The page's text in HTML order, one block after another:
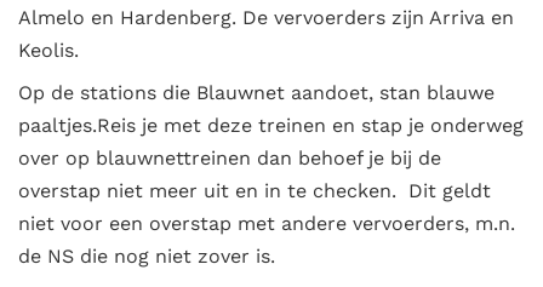
Almelo en Hardenberg. De vervoerders zijn Arriva en
Keolis.
Op de stations die Blauwnet aandoet, stan blauwe
paaltjes.Reis je met deze treinen en stap je onderweg
over op blauwnettreinen dan behoef je bij de
overstap niet meer uit en in te checken. Dit geldt
niet voor een overstap met andere vervoerders, m.n.
de NS die nog niet zover is.